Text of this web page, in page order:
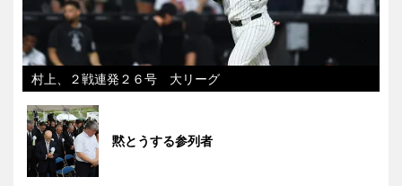
村上、２戦連発２６号 大リーグ
黙とうする参列者